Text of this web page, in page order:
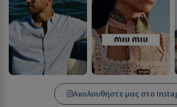
Ακολουθήστε μας στο